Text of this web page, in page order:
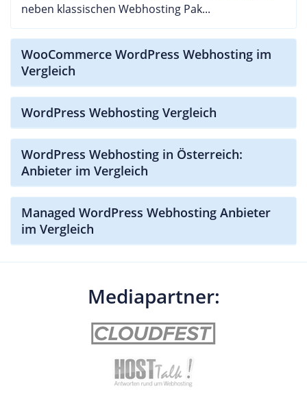
neben klassischen Webhosting Pak...
WooCommerce WordPress Webhosting im
Vergleich
WordPress Webhosting Vergleich
WordPress Webhosting in Österreich:
Anbieter im Vergleich
Managed WordPress Webhosting Anbieter
im Vergleich
Mediapartner: